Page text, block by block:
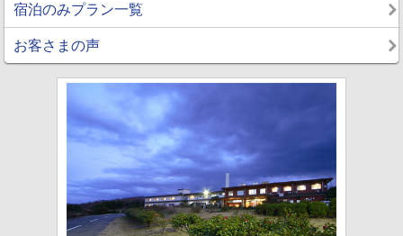
宿泊のみプラン一覧
お客さまの声